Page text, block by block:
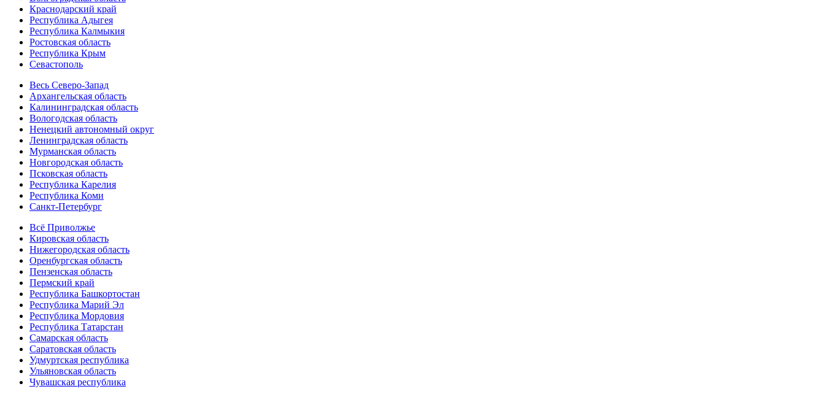
Краснодарский край
Республика Адыгея
Республика Калмыкия
Ростовская область
Республика Крым
Севастополь
Весь Северо-Запад
Архангельская область
Калининградская область
Вологодская область
Ненецкий автономный округ
Ленинградская область
Мурманская область
Новгородская область
Псковская область
Республика Карелия
Республика Коми
Санкт-Петербург
Всё Приволжье
Кировская область
Нижегородская область
Оренбургская область
Пензенская область
Пермский край
Республика Башкортостан
Республика Марий Эл
Республика Мордовия
Республика Татарстан
Самарская область
Саратовская область
Удмуртская республика
Ульяновская область
Чувашская республика